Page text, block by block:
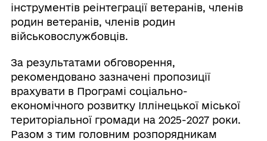
інструментів реінтеграції ветеранів, членів
родин ветеранів, членів родин
військовослужбовців.
За результатами обговорення,
рекомендовано зазначені пропозиції
врахувати в Програмі соціально-
економічного розвитку Іллінецької міської
територіальної громади на 2025-2027 роки.
Разом з тим головним розпорядникам